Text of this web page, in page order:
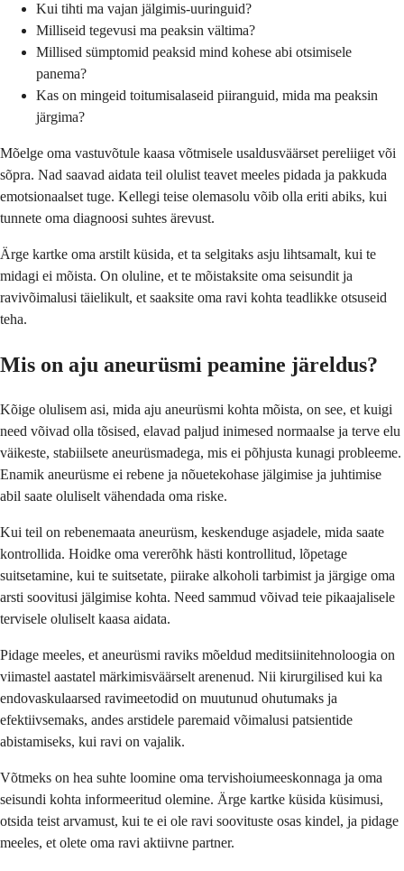
Kui tihti ma vajan jälgimis-uuringuid?
Milliseid tegevusi ma peaksin vältima?
Millised sümptomid peaksid mind kohese abi otsimisele
panema?
Kas on mingeid toitumisalaseid piiranguid, mida ma peaksin
järgima?
Mõelge oma vastuvõtule kaasa võtmisele usaldusväärset pereliiget või
sõpra. Nad saavad aidata teil olulist teavet meeles pidada ja pakkuda
emotsionaalset tuge. Kellegi teise olemasolu võib olla eriti abiks, kui
tunnete oma diagnoosi suhtes ärevust.
Ärge kartke oma arstilt küsida, et ta selgitaks asju lihtsamalt, kui te
midagi ei mõista. On oluline, et te mõistaksite oma seisundit ja
ravivõimalusi täielikult, et saaksite oma ravi kohta teadlikke otsuseid
teha.
Mis on aju aneurüsmi peamine järeldus?
Kõige olulisem asi, mida aju aneurüsmi kohta mõista, on see, et kuigi
need võivad olla tõsised, elavad paljud inimesed normaalse ja terve elu
väikeste, stabiilsete aneurüsmadega, mis ei põhjusta kunagi probleeme.
Enamik aneurüsme ei rebene ja nõuetekohase jälgimise ja juhtimise
abil saate oluliselt vähendada oma riske.
Kui teil on rebenemaata aneurüsm, keskenduge asjadele, mida saate
kontrollida. Hoidke oma vererõhk hästi kontrollitud, lõpetage
suitsetamine, kui te suitsetate, piirake alkoholi tarbimist ja järgige oma
arsti soovitusi jälgimise kohta. Need sammud võivad teie pikaajalisele
tervisele oluliselt kaasa aidata.
Pidage meeles, et aneurüsmi raviks mõeldud meditsiinitehnoloogia on
viimastel aastatel märkimisväärselt arenenud. Nii kirurgilised kui ka
endovaskulaarsed ravimeetodid on muutunud ohutumaks ja
efektiivsemaks, andes arstidele paremaid võimalusi patsientide
abistamiseks, kui ravi on vajalik.
Võtmeks on hea suhte loomine oma tervishoiumeeskonnaga ja oma
seisundi kohta informeeritud olemine. Ärge kartke küsida küsimusi,
otsida teist arvamust, kui te ei ole ravi soovituste osas kindel, ja pidage
meeles, et olete oma ravi aktiivne partner.